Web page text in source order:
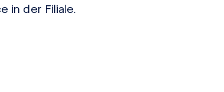
in der Filiale.